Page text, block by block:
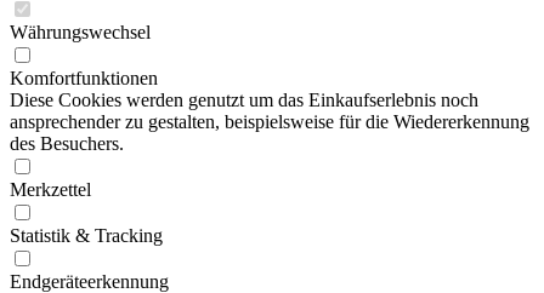
Währungswechsel
Komfortfunktionen
Diese Cookies werden genutzt um das Einkaufserlebnis noch
ansprechender zu gestalten, beispielsweise für die Wiedererkennung
des Besuchers.
Merkzettel
Statistik & Tracking
Endgeräteerkennung